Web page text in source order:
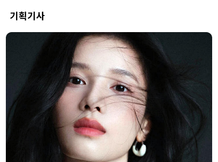
기획기사